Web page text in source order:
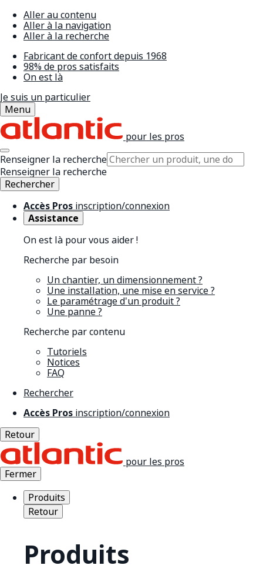
Aller au contenu
Aller à la navigation
Aller à la recherche
Fabricant de confort depuis 1968
98% de pros satisfaits
On est là
Je suis un particulier
Menu
pour les pros
Renseigner la recherche
Renseigner la recherche
Rechercher
Accès Pros inscription/connexion
Assistance
On est là pour vous aider !
Recherche par besoin
Un chantier, un dimensionnement ?
Une installation, une mise en service ?
Le paramétrage d'un produit ?
Une panne ?
Recherche par contenu
Tutoriels
Notices
FAQ
Rechercher
Accès Pros inscription/connexion
Retour
pour les pros
Fermer
Produits
Retour
Produits